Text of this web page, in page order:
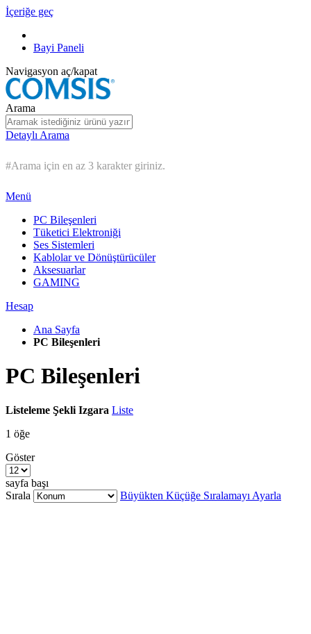
İçeriğe geç
Bayi Paneli
Navigasyon aç/kapat
Arama
Detaylı Arama
#Arama için en az 3 karakter giriniz.
Menü
PC Bileşenleri
Tüketici Elektroniği
Ses Sistemleri
Kablolar ve Dönüştürücüler
Aksesuarlar
GAMING
Hesap
Ana Sayfa
PC Bileşenleri
PC Bileşenleri
Listeleme Şekli Izgara Liste
1 öğe
Göster
sayfa başı
Sırala
Büyükten Küçüğe Sıralamayı Ayarla